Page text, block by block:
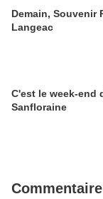
Demain, Souvenir
Langeac
C'est le week-end
Sanfloraine